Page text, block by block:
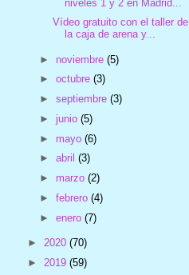
niveles 1 y 2 en Madrid...
Vídeo gratuito con el taller de
la caja de arena y...
► noviembre(5)
►octubre(3)
►septiembre(3)
►junio(5)
► mayo(6)
►abril(3)
► marzo(2)
►febrero(4)
►enero(7)
► 2020 (70)
► 2019 (59)